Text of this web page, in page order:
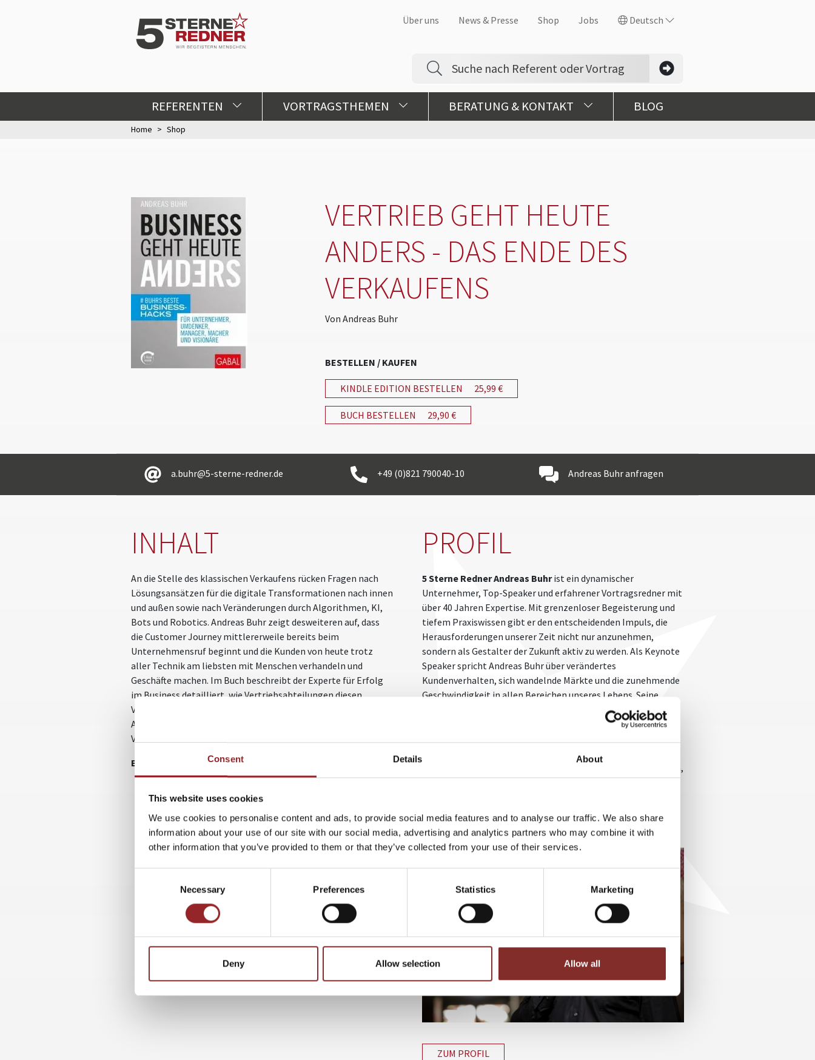
Consent Details About
This website uses cookies
We use cookies to personalise content and ads, to provide social media features and to analyse our traffic. We also share
information about your use of our site with our social media, advertising and analytics partners who may combine it with
other information that you’ve provided to them or that they’ve collected from your use of their services.
Necessary Preferences Statistics Marketing
Deny Allow selection Allow all
Über uns News & Presse Shop Jobs Deutsch
REFERENTEN VORTRAGSTHEMEN BERATUNG & KONTAKT BLOG
Home Shop
VERTRIEB GEHT HEUTE
ANDERS - DAS ENDE DES
VERKAUFENS
Von Andreas Buhr
BESTELLEN / KAUFEN
KINDLE EDITION BESTELLEN 25,99 €
BUCH BESTELLEN 29,90 €
a.buhr@5-sterne-redner.de +49 (0)821 790040-10 Andreas Buhr anfragen
INHALT
An die Stelle des klassischen Verkaufens rücken Fragen nach
Lösungsansätzen für die digitale Transformationen nach innen
und außen sowie nach Veränderungen durch Algorithmen, KI,
Bots und Robotics. Andreas Buhr zeigt desweiteren auf, dass
die Customer Journey mittlererweile bereits beim
Unternehmensruf beginnt und die Kunden von heute trotz
aller Technik am liebsten mit Menschen verhandeln und
Geschäfte machen. Im Buch beschreibt der Experte für Erfolg
im Business detailliert, wie Vertriebsabteilungen diesen
Veränderungen am besten begegnen können. Dabei geht der
Autor auch auf die neuen Aufgaben für Führungskräfte im
Vertrieb ein.
Eine Leseprobe finden Sie
PROFIL
5 Sterne Redner Andreas Buhrist ein dynamischer
Unternehmer, Top-Speaker und erfahrener Vortragsredner mit
über 40 Jahren Expertise. Mit grenzenloser Begeisterung und
tiefem Praxiswissen gibt er den entscheidenden Impuls, die
Herausforderungen unserer Zeit nicht nur anzunehmen,
sondern als Gestalter der Zukunft aktiv zu werden. Als Keynote
Speaker spricht Andreas Buhr über verändertes
Kundenverhalten, sich wandelnde Märkte und die zunehmende
Geschwindigkeit in allen Bereichen unseres Lebens. Seine
Leidenschaft liegt darin, Menschen in ihrem beruflichen
Handeln voranzubringen und sie vom Know-how zum Do-how
Bereitschaft zur Veränderung zu mehr Erfolg im Business
führen. Als Redner versteht er es, die richtigen Worte zu finden,
ist der perfekte Vortragsredner, wenn es darum geht,
Menschen für Veränderungen zu begeistern und ihnen die
Werkzeuge an die Hand zu geben, um erfolgreich zu sein.
ZUM PROFIL